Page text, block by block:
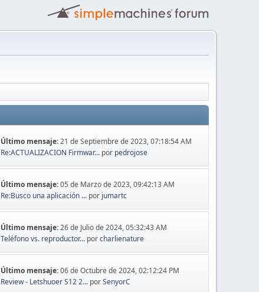
Último mensaje:21 de Septiembre de 2023, 07:18:54 AM
Re:ACTUALIZACION Firmwar... por pedrojose
Último mensaje:05 de Marzo de 2023, 09:42:13 AM
Re:Busco una aplicación ... por jumartc
Último mensaje:26 de Julio de 2024, 05:32:43 AM
Teléfono vs. reproductor... porcharlienature
Último mensaje:06 de Octubre de 2024, 02:12:24 PM
Review - Letshuoer S12 2... porSenyorC